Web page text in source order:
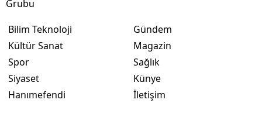
Grubu
Bilim Teknoloji
Kültür Sanat
Spor
Siyaset
Hanımefendi
Gündem
Magazin
Sağlık
Künye
İletişim